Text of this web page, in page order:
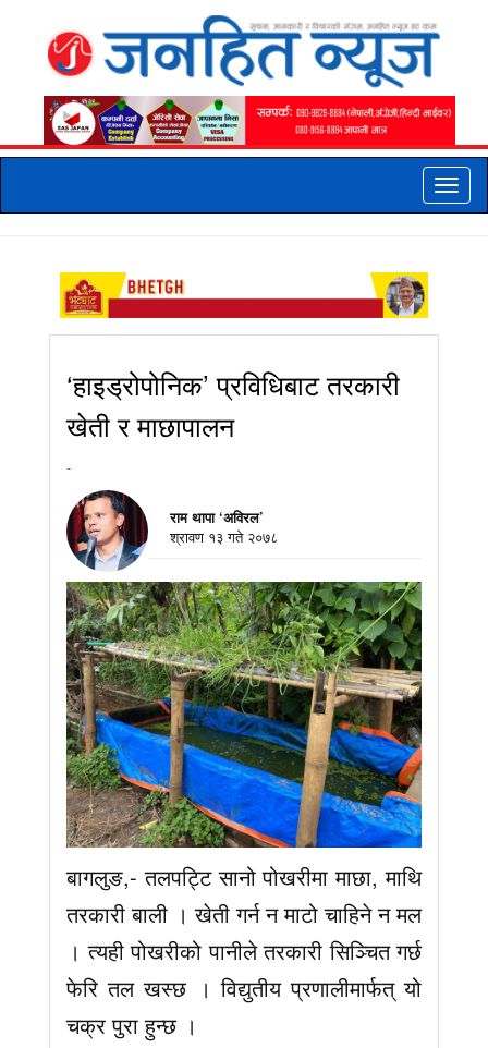
Toggle
‘हाइड्रोपोनिक’ प्रविधिबाट तरकारी
खेती र माछापालन
-
राम थापा ‘अविरल’
श्रावण १३ गते २०७८
बागलुङ,- तलपट्टि सानो पोखरीमा माछा, माथि
तरकारी बाली । खेती गर्न न माटो चाहिने न मल
। त्यही पोखरीको पानीले तरकारी सिञ्चित गर्छ
फेरि तल खस्छ । विद्युतीय प्रणालीमार्फत् यो
चक्र पुरा हुन्छ ।